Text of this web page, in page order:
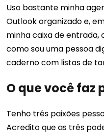
Uso bastante minha
Outlook organizado e,
minha caixa de entrada,
como sou uma pessoa
caderno com listas de
O que você faz
Tenho três paixões
Acredito que as três